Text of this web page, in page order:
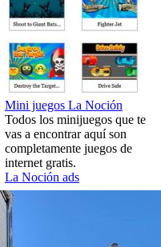
Mini juegos La Noción
Todos los minijuegos que te
vas a encontrar aquí son
completamente juegos de
internet gratis.
La Noción ads